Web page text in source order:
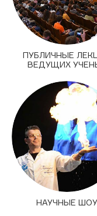
ПУБЛИЧНЫЕ
ВЕДУЩИХ
НАУЧНЫЕ ШОУ